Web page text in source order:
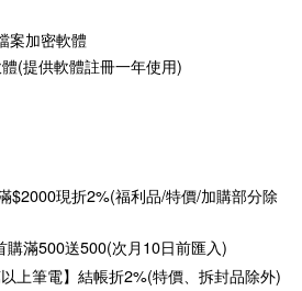
案加密軟體
(提供軟體註冊一年使用)
$2000現折2%(福利品/特價/加購部分除
購滿500送500(次月10日前匯入)
上筆電】結帳折2%(特價、拆封品除外)